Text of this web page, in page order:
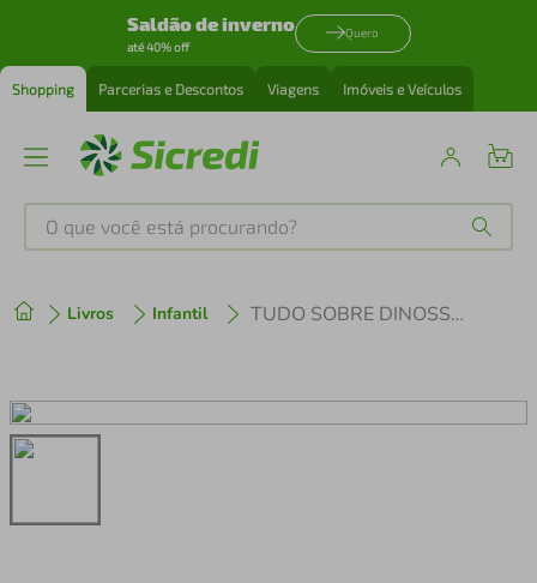
Saldão de inverno
até 40% off
Quero
Shopping Parcerias e Descontos Viagens Imóveis e Veículos
O que você está procurando?
Livros Infantil TUDO SOBRE DINOSSAUROS
2º cafeteira